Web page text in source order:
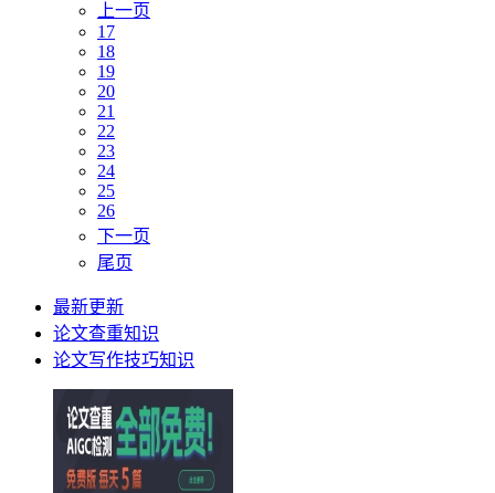
上一页
17
18
19
20
21
22
23
24
25
26
下一页
尾页
最新更新
论文查重知识
论文写作技巧知识